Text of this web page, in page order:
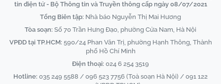
tin điện tử - Bộ Thông tin và Truyền thông cấp ngày 08/07/2021
Tổng Biên tập: Nhà báo Nguyễn Thị Mai Hương
Tòa soạn: Số 70 Trần Hưng Đạo, phường Cửa Nam, Hà Nội
VPĐD tại TP.HCM: 590/24 Phan Văn Trị, phường Hạnh Thông, Thành
phố Hồ Chí Minh
Điện thoại: 024 6 254 3519
Hotline: 035 249 5588 / 096 523 7756 (Toà soạn Hà Nội) / 091 122